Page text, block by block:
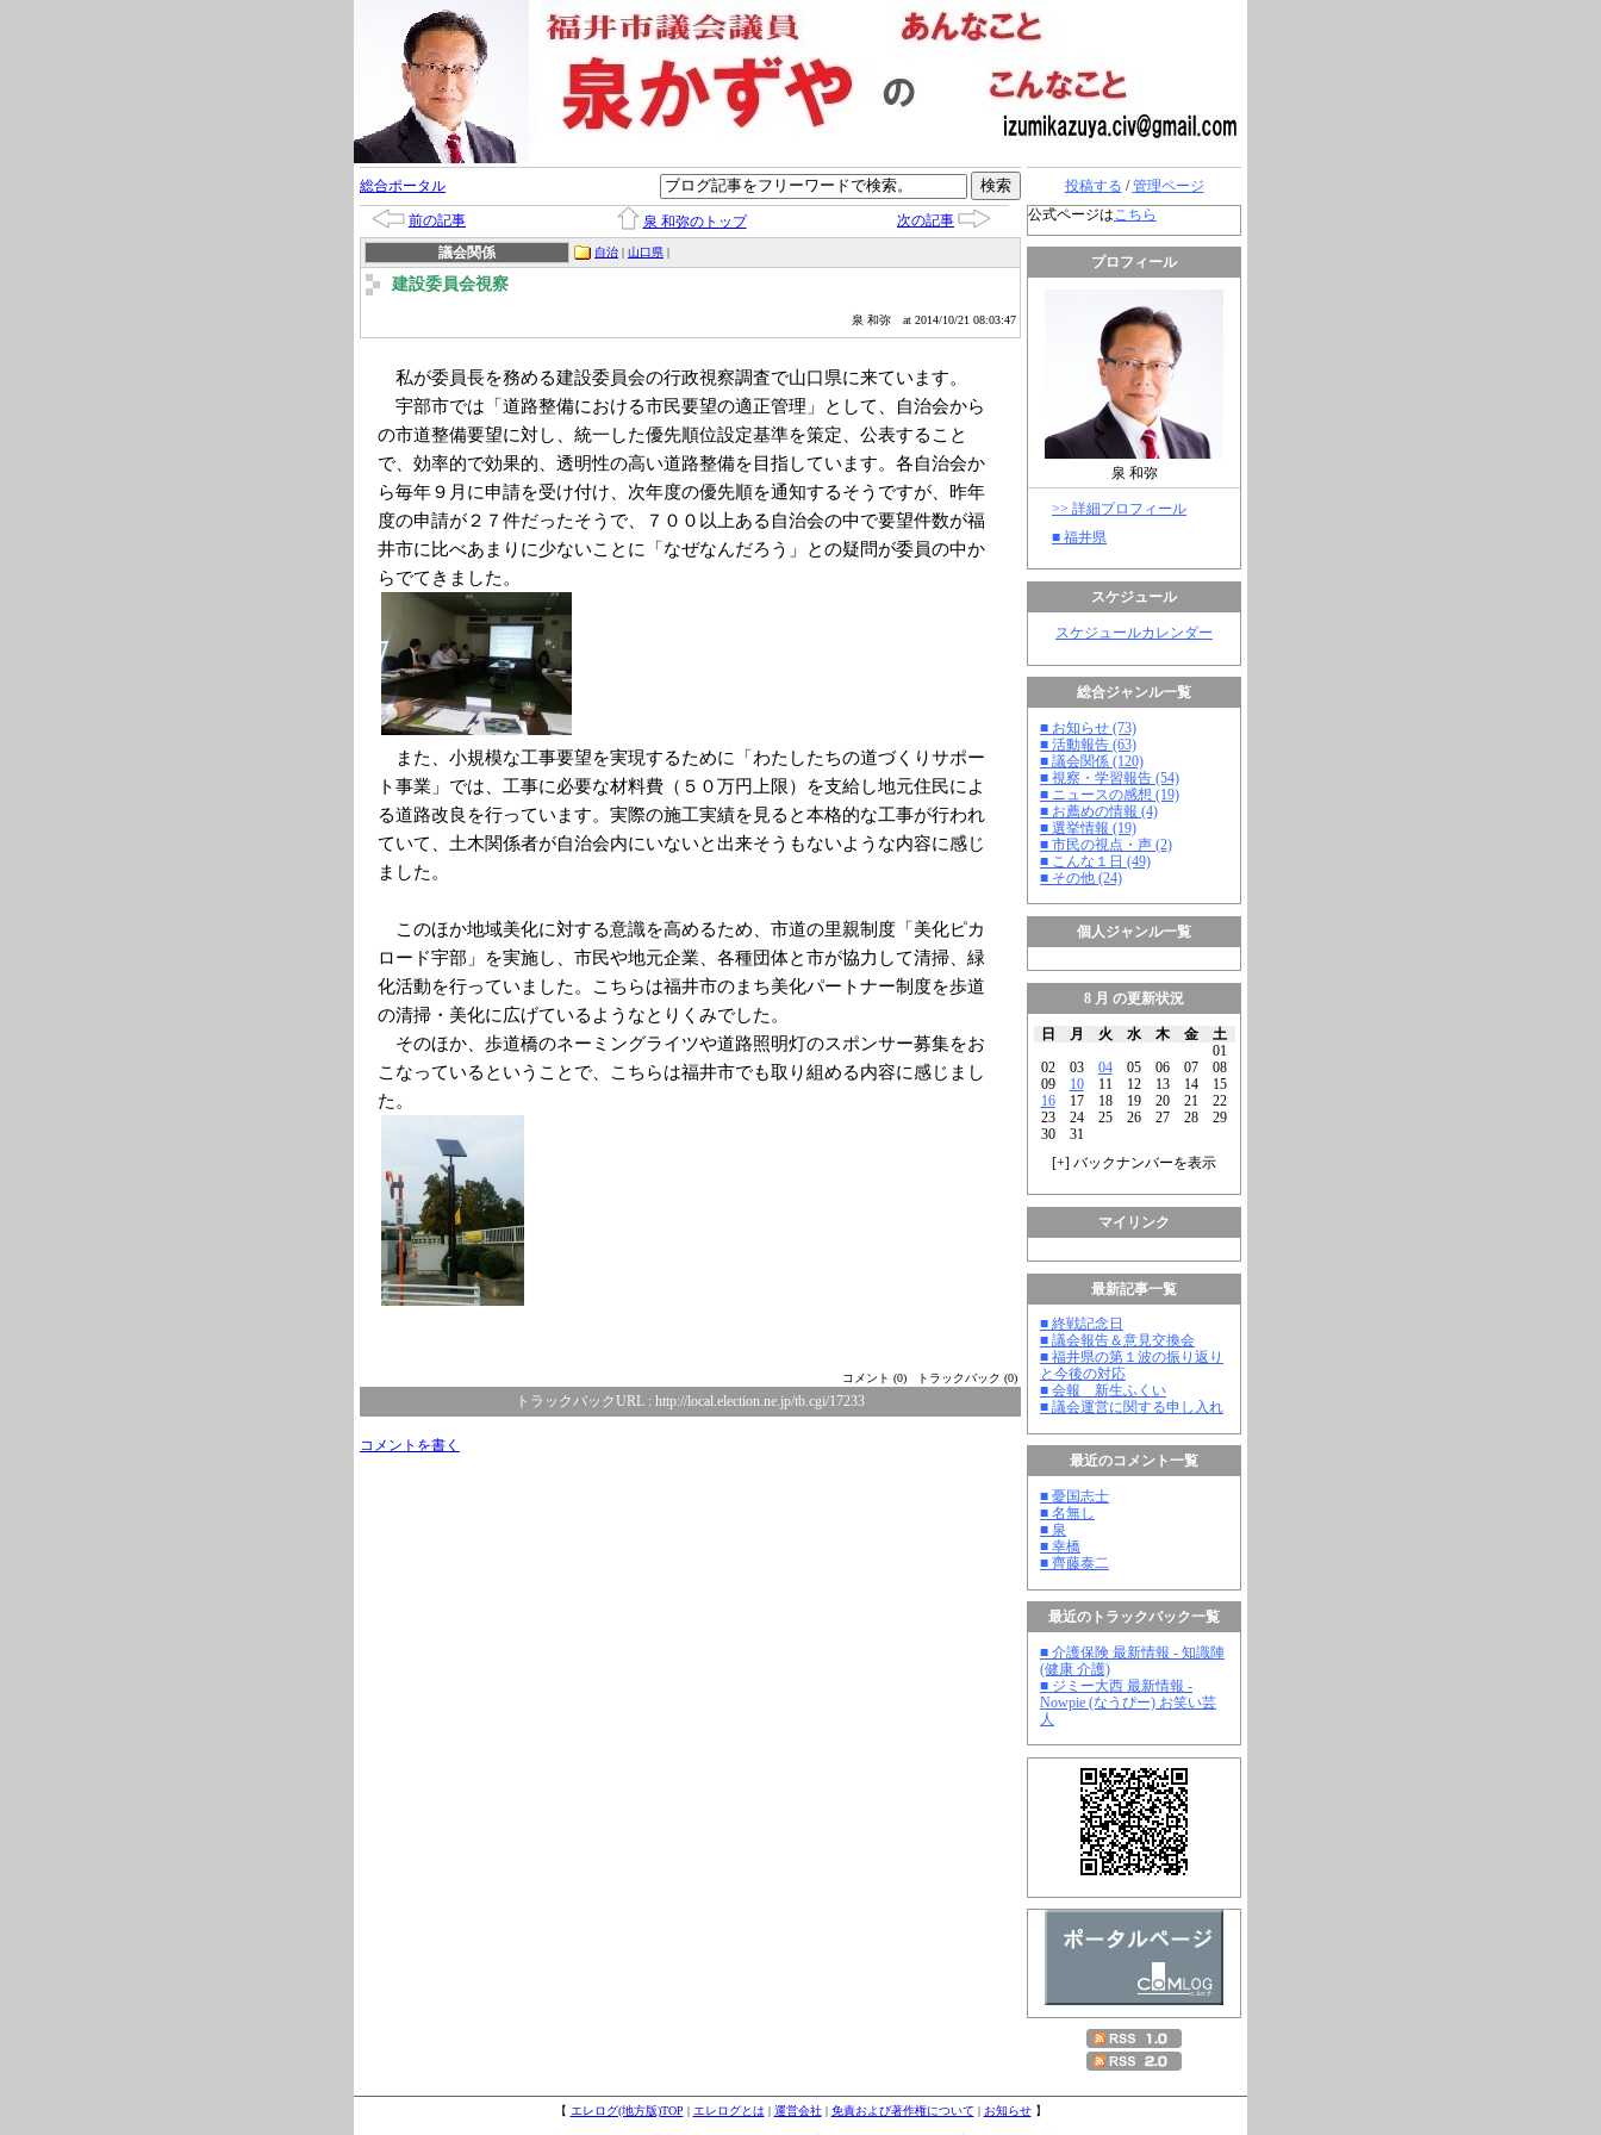
投稿する /管理ページ
公式ページはこちら
プロフィール
泉 和弥
>> 詳細プロフィール
■ 福井県
スケジュール
スケジュールカレンダー
総合ジャンル一覧
■ お知らせ (73)
■ 活動報告 (63)
■ 議会関係 (120)
■ 視察・学習報告 (54)
■ ニュースの感想 (19)
■ お薦めの情報 (4)
■ 選挙情報 (19)
■ 市民の視点・声 (2)
■ こんな１日 (49)
■ その他 (24)
個人ジャンル一覧
8 月 の更新状況
日 月 火 水 木 金
土
01
02
03 04 05 06 07
08
09
10 11 12 13 14
15
16
17 18 19 20 21
22
23
24 25 26 27 28
29
30
31
[+] バックナンバーを表示
マイリンク
最新記事一覧
■ 終戦記念日
■ 議会報告＆意見交換会
■ 福井県の第１波の振り返り
と今後の対応
■ 会報 新生ふくい
■ 議会運営に関する申し入れ
最近のコメント一覧
■ 憂国志士
■ 名無し
■ 泉
■ 幸橋
■ 齊藤泰二
最近のトラックバック一覧
■ 介護保険 最新情報 - 知識陣
(健康 介護)
■ ジミー大西 最新情報 -
Nowpie (なうぴー) お笑い芸
人
総合ポータル
前の記事 泉 和弥のトップ
次の記事
議会関係
自治 | 山口県 |
建設委員会視察
泉 和弥 at 2014/10/21 08:03:47
私が委員長を務める建設委員会の行政視察調査で山口県に来ています。
宇部市では「道路整備における市民要望の適正管理」として、自治会から
の市道整備要望に対し、統一した優先順位設定基準を策定、公表すること
で、効率的で効果的、透明性の高い道路整備を目指しています。各自治会か
ら毎年９月に申請を受け付け、次年度の優先順を通知するそうですが、昨年
度の申請が２７件だったそうで、７００以上ある自治会の中で要望件数が福
井市に比べあまりに少ないことに「なぜなんだろう」との疑問が委員の中か
らでてきました。
また、小規模な工事要望を実現するために「わたしたちの道づくりサポー
ト事業」では、工事に必要な材料費（５０万円上限）を支給し地元住民によ
る道路改良を行っています。実際の施工実績を見ると本格的な工事が行われ
ていて、土木関係者が自治会内にいないと出来そうもないような内容に感じ
ました。
このほか地域美化に対する意識を高めるため、市道の里親制度「美化ピカ
ロード宇部」を実施し、市民や地元企業、各種団体と市が協力して清掃、緑
化活動を行っていました。こちらは福井市のまち美化パートナー制度を歩道
の清掃・美化に広げているようなとりくみでした。
そのほか、歩道橋のネーミングライツや道路照明灯のスポンサー募集をお
こなっているということで、こちらは福井市でも取り組める内容に感じまし
た。
コメント (0) トラックバック (0)
トラックバックURL : http://local.election.ne.jp/tb.cgi/17233
コメントを書く
【 エレログ(地方版)TOP | エレログとは | 運営会社| 免責および著作権について | お知らせ】